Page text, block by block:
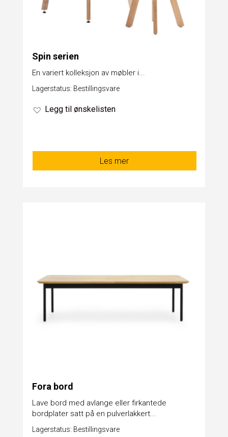
Spin serien
En variert kolleksjon av møbler i...
Lagerstatus: Bestillingsvare
Legg til ønskelisten
Les mer
Fora bord
Lave bord med avlange eller firkantede
bordplater satt på en pulverlakkert...
Lagerstatus: Bestillingsvare